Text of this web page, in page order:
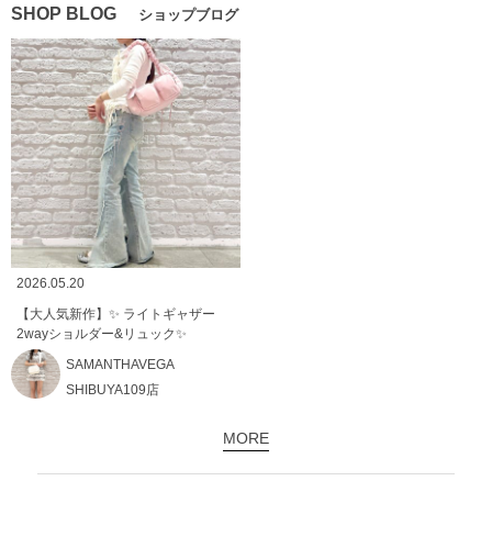
SHOP BLOG ショップブログ
2026.05.20
【大人気新作】✨ ライトギャザー
2wayショルダー&リュック✨
SAMANTHAVEGA
SHIBUYA109店
MORE